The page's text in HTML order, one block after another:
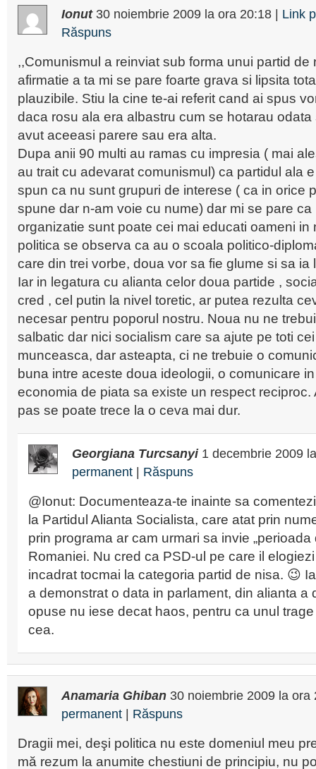
Ionut 30 noiembrie 2009 la ora 20:18
Link
Răspuns
,,Comunismul a reinviat sub forma unui partid de
afirmatie a ta mi se pare foarte grava si lipsita
plauzibile. Stiu la cine te-ai referit cand ai spus
daca rosu ala era albastru cum se hotarau odata
avut aceeasi parere sau era alta.
Dupa anii 90 multi au ramas cu impresia ( mai
au trait cu adevarat comunismul) ca partidul ala
spun ca nu sunt grupuri de interese ( ca in orice
spune dar n-am voie cu nume) dar mi se pare ca
organizatie sunt poate cei mai educati oameni in
politica se observa ca au o scoala politico-
care din trei vorbe, doua vor sa fie glume si sa ia
Iar in legatura cu alianta celor doua partide ,
cred , cel putin la nivel toretic, ar putea rezulta
necesar pentru poporul nostru. Noua nu ne
salbatic dar nici socialism care sa ajute pe toti
munceasca, dar asteapta, ci ne trebuie o
buna intre aceste doua ideologii, o comunicare
economia de piata sa existe un respect reciproc.
pas se poate trece la o ceva mai dur.
Georgiana Turcsanyi 1 decembrie 2009
permanent
Răspuns
@Ionut: Documenteaza-te inainte sa
la Partidul Alianta Socialista, care atat prin
prin programa ar cam urmari sa invie „perioada
Romaniei. Nu cred ca PSD-ul pe care il
incadrat tocmai la categoria partid de nisa. 😉
a demonstrat o data in parlament, din alianta a
opuse nu iese decat haos, pentru ca unul
cea.
Anamaria Ghiban 30 noiembrie 2009 la ora
permanent
Răspuns
Dragii mei, deşi politica nu este domeniul meu
mă rezum la anumite chestiuni de principiu, nu